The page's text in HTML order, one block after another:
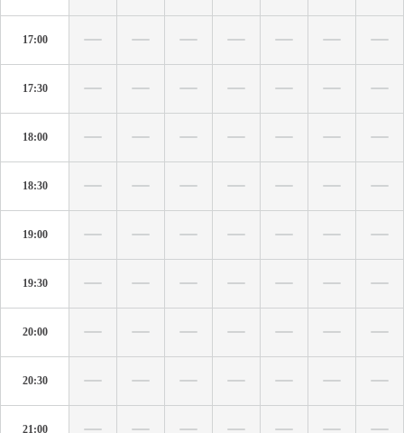
17:00
17:30
18:00
18:30
19:00
19:30
20:00
20:30
21:00